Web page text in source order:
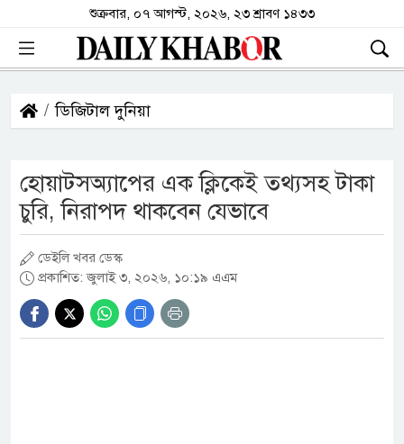
শুক্রবার, ০৭ আগস্ট, ২০২৬, ২৩ শ্রাবণ ১৪৩৩
ডিজিটাল দুনিয়া
হোয়াটসঅ্যাপের এক ক্লিকেই তথ্যসহ টাকা
চুরি, নিরাপদ থাকবেন যেভাবে
ডেইলি খবর ডেস্ক
প্রকাশিত: জুলাই ৩, ২০২৬, ১০:১৯ এএম